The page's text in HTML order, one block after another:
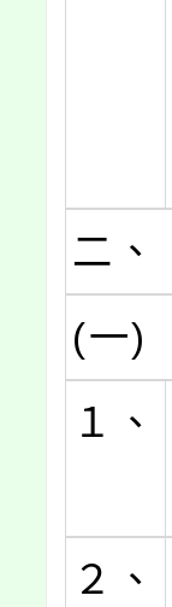
二、
(一)
１、
２、